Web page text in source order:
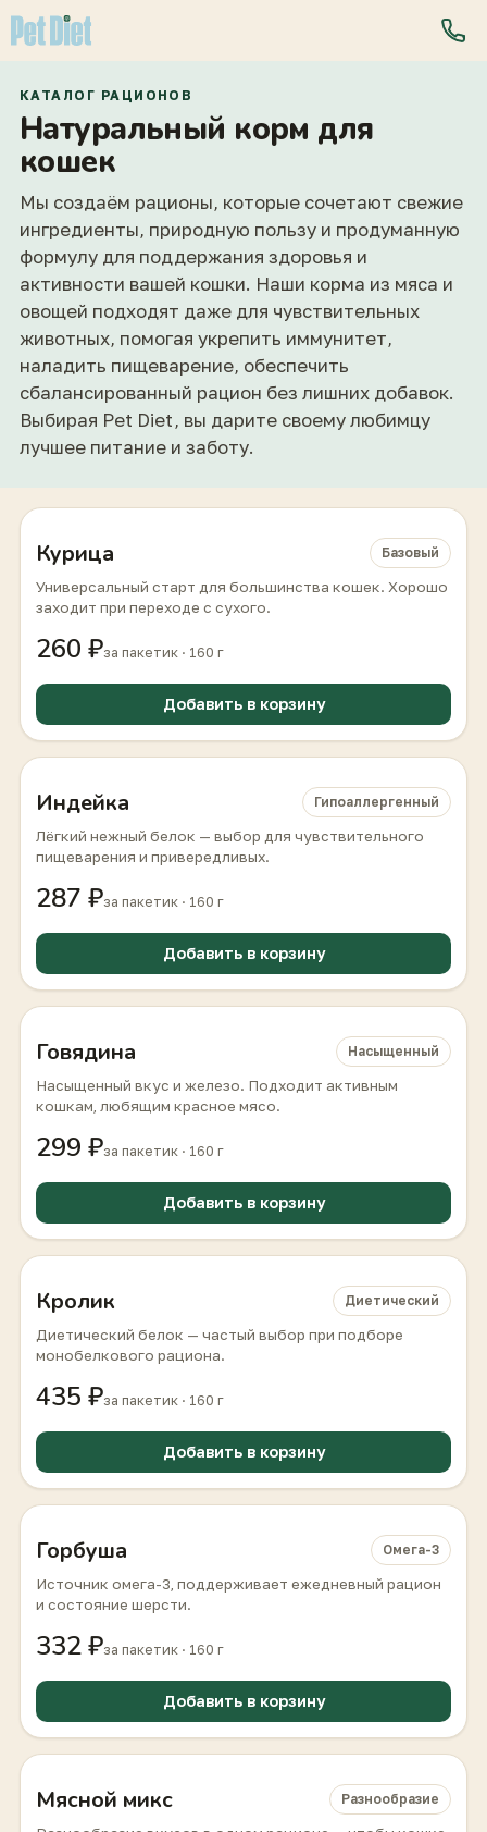
КАТАЛОГ РАЦИОНОВ
Натуральный корм для
кошек
Мы создаём рационы, которые сочетают свежие
ингредиенты, природную пользу и продуманную
формулу для поддержания здоровья и
активности вашей кошки. Наши корма из мяса и
овощей подходят даже для чувствительных
животных, помогая укрепить иммунитет,
наладить пищеварение, обеспечить
сбалансированный рацион без лишних добавок.
Выбирая Pet Diet, вы дарите своему любимцу
лучшее питание и заботу.
Курица Базовый
Универсальный старт для большинства кошек. Хорошо
заходит при переходе с сухого.
260 ₽за пакетик · 160 г
Добавить в корзину
Индейка Гипоаллергенный
Лёгкий нежный белок — выбор для чувствительного
пищеварения и привередливых.
287 ₽за пакетик · 160 г
Добавить в корзину
Говядина Насыщенный
Насыщенный вкус и железо. Подходит активным
кошкам, любящим красное мясо.
299 ₽за пакетик · 160 г
Добавить в корзину
Кролик Диетический
Диетический белок — частый выбор при подборе
монобелкового рациона.
435 ₽за пакетик · 160 г
Добавить в корзину
Горбуша Омега-3
Источник омега-3, поддерживает ежедневный рацион
и состояние шерсти.
332 ₽за пакетик · 160 г
Добавить в корзину
Мясной микс Разнообразие